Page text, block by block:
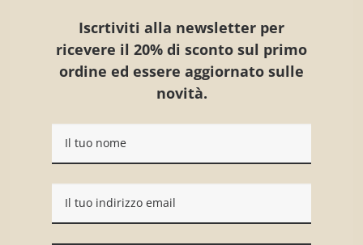
Iscrtiviti alla newsletter per
ricevere il 20% di sconto sul primo
ordine ed essere aggiornato sulle
novità.